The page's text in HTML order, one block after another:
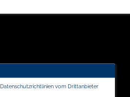
Datenschutzrichtlinien vom Drittanbieter